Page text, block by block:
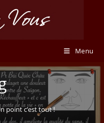
Menu
point c’est tout !